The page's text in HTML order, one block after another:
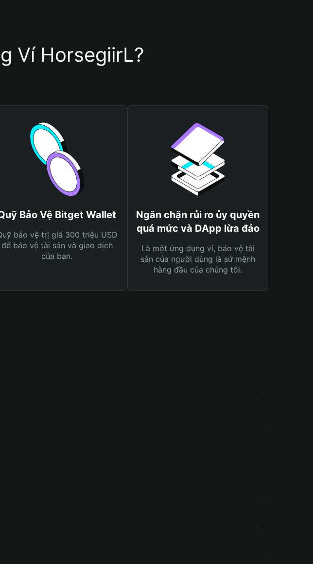
Ví HorsegiirL?
Bảo Vệ Bitget Wallet
bảo vệ trị giá 300 triệu USD
để bảo vệ tài sản và giao dịch
của bạn.
Ngăn chặn rủi ro ủy quyền
quá mức và DApp lừa đảo
Là một ứng dụng ví, bảo vệ tài
sản của người dùng là sứ mệnh
hàng đầu của chúng tôi.